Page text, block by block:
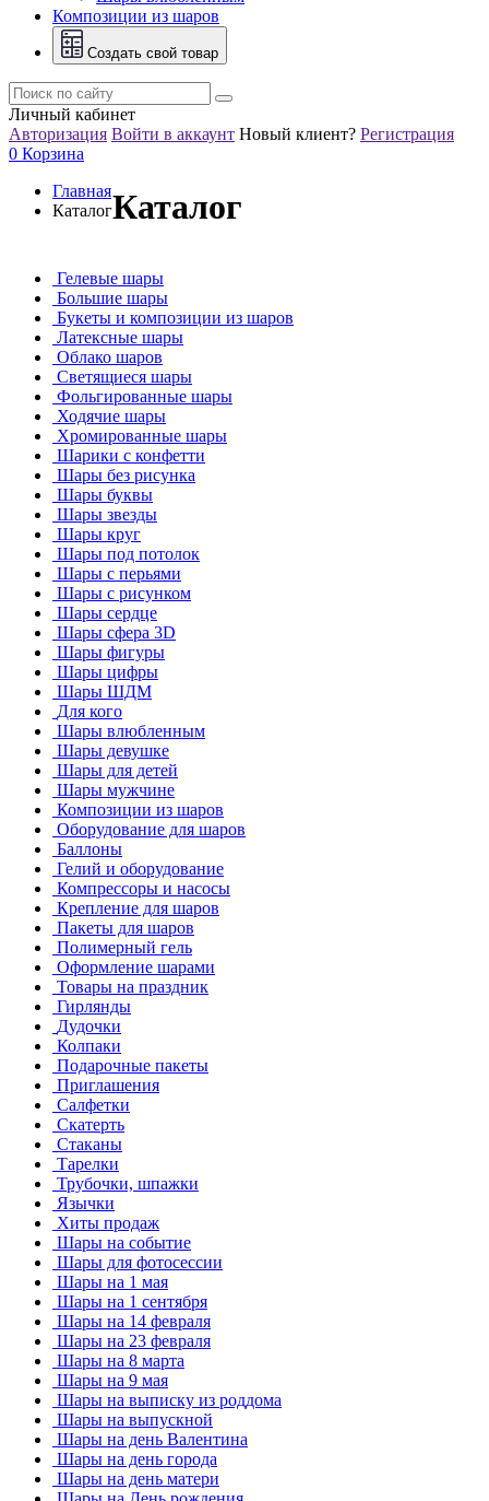
Композиции из шаров
Создать свой товар
Личный кабинет
Авторизация Войти в аккаунт Новый клиент? Регистрация
0 Корзина
Главная
КаталогКаталог
Гелевые шары
Большие шары
Букеты и композиции из шаров
Латексные шары
Облако шаров
Светящиеся шары
Фольгированные шары
Ходячие шары
Хромированные шары
Шарики с конфетти
Шары без рисунка
Шары буквы
Шары звезды
Шары круг
Шары под потолок
Шары с перьями
Шары с рисунком
Шары сердце
Шары сфера 3D
Шары фигуры
Шары цифры
Шары ШДМ
Для кого
Шары влюбленным
Шары девушке
Шары для детей
Шары мужчине
Композиции из шаров
Оборудование для шаров
Баллоны
Гелий и оборудование
Компрессоры и насосы
Крепление для шаров
Пакеты для шаров
Полимерный гель
Оформление шарами
Товары на праздник
Гирлянды
Дудочки
Колпаки
Подарочные пакеты
Приглашения
Салфетки
Скатерть
Стаканы
Тарелки
Трубочки, шпажки
Язычки
Хиты продаж
Шары на событие
Шары для фотосессии
Шары на 1 мая
Шары на 1 сентября
Шары на 14 февраля
Шары на 23 февраля
Шары на 8 марта
Шары на 9 мая
Шары на выписку из роддома
Шары на выпускной
Шары на день Валентина
Шары на день города
Шары на день матери